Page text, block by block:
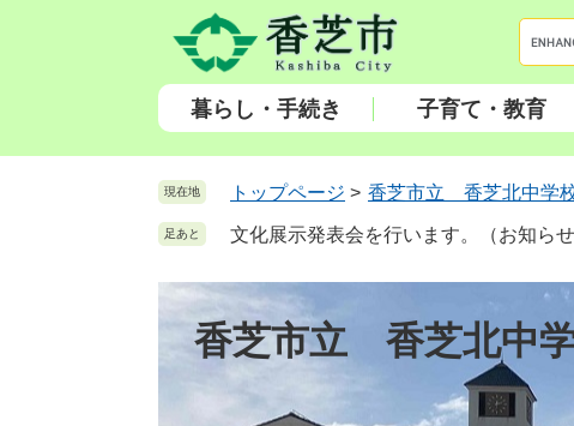
頭
飛
ー
ワ
ー
索
暮らし・手続き 子育て・教育
現在地 トップページ > 香芝市立 香芝北中学
足あと 文化展示発表会を行います。（お知らせ
香芝市立 香芝北中